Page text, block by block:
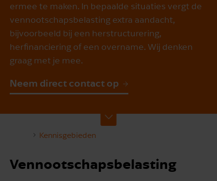
ermee te maken. In bepaalde situaties vergt de
vennootschapsbelasting extra aandacht,
bijvoorbeeld bij een herstructurering,
herfinanciering of een overname. Wij denken
graag met je mee.
Neem direct contact op
Kennisgebieden
Vennootschapsbelasting